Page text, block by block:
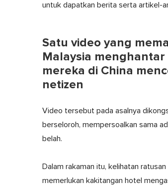
untuk dapatkan berita serta artikel-
Satu video yang
Malaysia menghantar
mereka di China
netizen
Video tersebut pada asalnya
berseloroh, mempersoalkan sama
belah.
Dalam rakaman itu, kelihatan
memerlukan kakitangan hotel